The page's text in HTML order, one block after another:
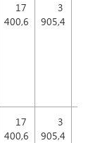
17
400,6
3
905,4
17
400,6
3
905,4